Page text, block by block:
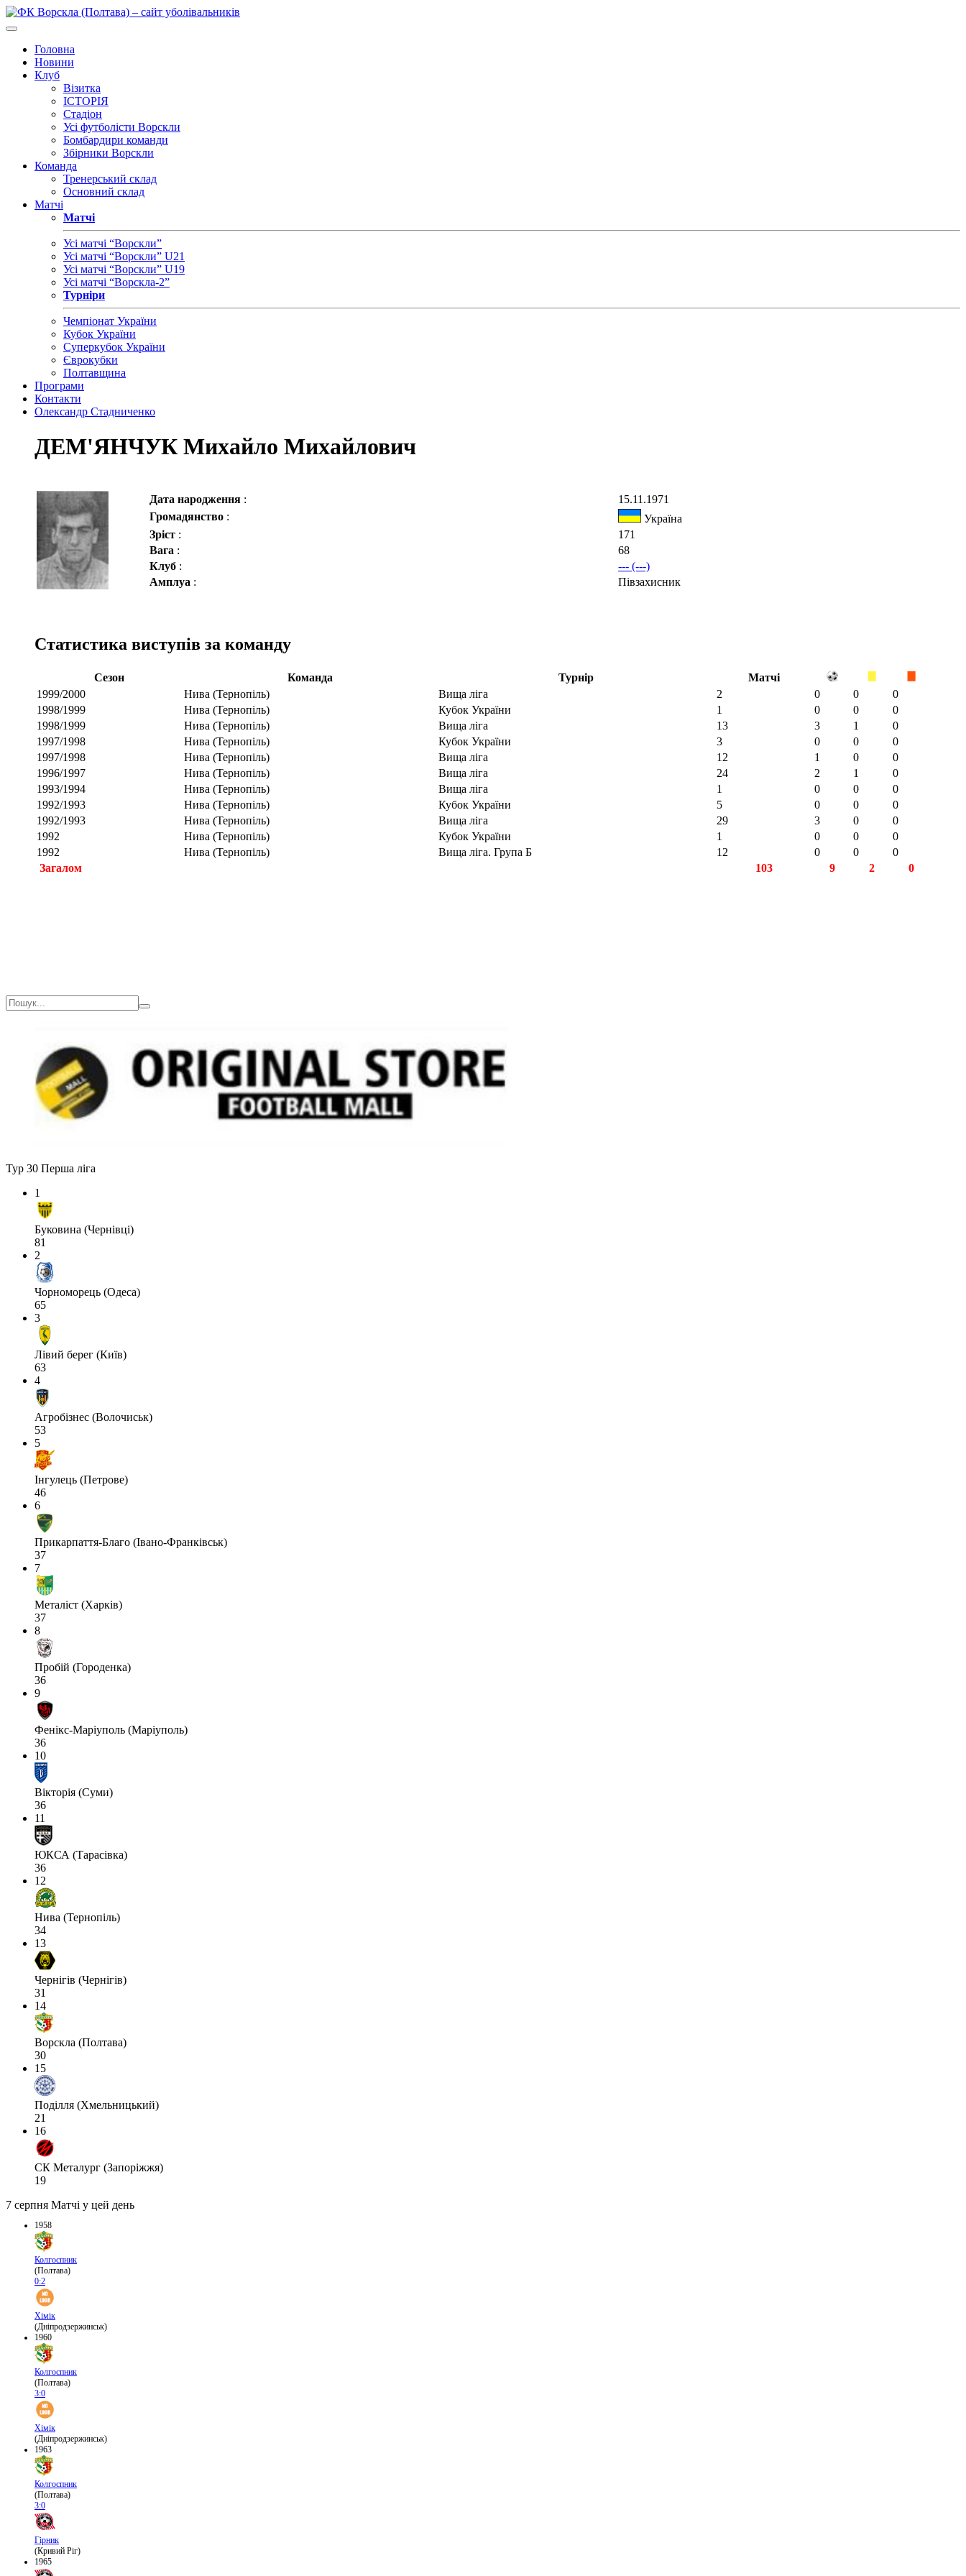
Головна
Новини
Клуб
Візитка
ІСТОРІЯ
Стадіон
Усі футболісти Ворскли
Бомбардири команди
Збірники Ворскли
Команда
Тренерський склад
Основний склад
Матчі
Матчі
Усі матчі “Ворскли”
Усі матчі “Ворскли” U21
Усі матчі “Ворскли” U19
Усі матчі “Ворскла-2”
Турніри
Чемпіонат України
Кубок України
Суперкубок України
Єврокубки
Полтавщина
Програми
Контакти
Олександр Стадниченко
ДЕМ'ЯНЧУК Михайло Михайлович
Дата народження :
15.11.1971
Громадянство :
Україна
Зріст :
171
Вага :
68
Клуб :
--- (---)
Амплуа : Півзахисник
Статистика виступів за команду
Сезон Команда Турнір
Матчі
1999/2000
Нива (Тернопіль) Вища ліга 2 0 0
0
1998/1999
Нива (Тернопіль) Кубок України 1 0 0
0
1998/1999
Нива (Тернопіль) Вища ліга 13 3 1
0
1997/1998
Нива (Тернопіль) Кубок України 3 0 0
0
1997/1998
Нива (Тернопіль) Вища ліга 12 1 0
0
1996/1997
Нива (Тернопіль) Вища ліга 24 2 1
0
1993/1994
Нива (Тернопіль) Вища ліга 1 0 0
0
1992/1993
Нива (Тернопіль) Кубок України 5 0 0
0
1992/1993
Нива (Тернопіль) Вища ліга 29 3 0
0
1992
Нива (Тернопіль) Кубок України 1 0 0
0
1992
Нива (Тернопіль) Вища ліга. Група Б 12 0 0
0
Загалом
103 9 2 0
Тур 30 Перша ліга
1
Буковина (Чернівці)
81
2
Чорноморець (Одеса)
65
3
Лівий берег (Київ)
63
4
Агробізнес (Волочиськ)
53
5
Інгулець (Петрове)
46
6
Прикарпаття-Благо (Івано-Франківськ)
37
7
Металіст (Харків)
37
8
Пробій (Городенка)
36
9
Фенікс-Маріуполь (Маріуполь)
36
10
Вікторія (Суми)
36
11
ЮКСА (Тарасівка)
36
12
Нива (Тернопіль)
34
13
Чернігів (Чернігів)
31
14
Ворскла (Полтава)
30
15
Поділля (Хмельницький)
21
16
СК Металург (Запоріжжя)
19
7 серпня Матчі у цей день
1958
Колгоспник
(Полтава)
0:2
Хімік
(Дніпродзержинськ)
1960
Колгоспник
(Полтава)
3:0
Хімік
(Дніпродзержинськ)
1963
Колгоспник
(Полтава)
3:0
Гірник
(Кривий Ріг)
1965